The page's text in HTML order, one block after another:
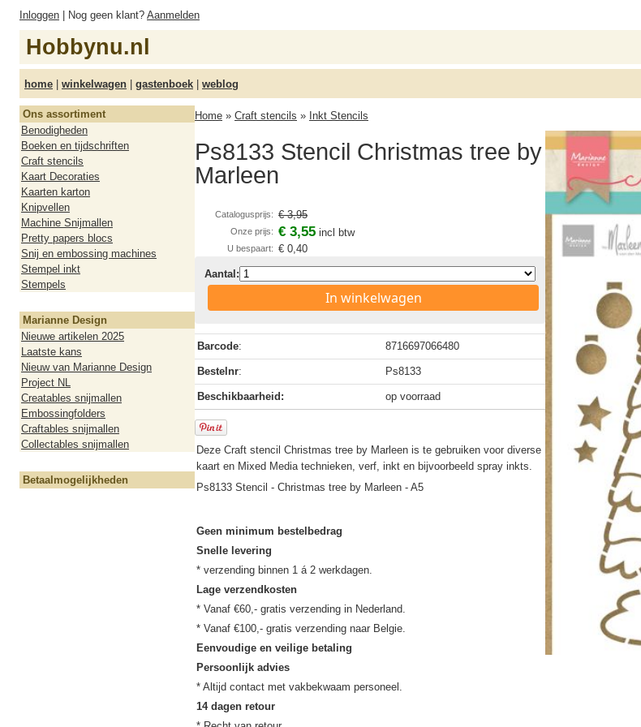
Inloggen | Nog geen klant? Aanmelden
Hobbynu.nl
home | winkelwagen | gastenboek | weblog
Ons assortiment
Benodigheden
Boeken en tijdschriften
Craft stencils
Kaart Decoraties
Kaarten karton
Knipvellen
Machine Snijmallen
Pretty papers blocs
Snij en embossing machines
Stempel inkt
Stempels
Marianne Design
Nieuwe artikelen 2025
Laatste kans
Nieuw van Marianne Design
Project NL
Creatables snijmallen
Embossingfolders
Craftables snijmallen
Collectables snijmallen
Betaalmogelijkheden
Home » Craft stencils » Inkt Stencils
Ps8133 Stencil Christmas tree by
Marleen
Catalogusprijs: € 3,95
Onze prijs: € 3,55 incl btw
U bespaart: € 0,40
Aantal:
In winkelwagen
Barcode: 8716697066480
Bestelnr: Ps8133
Beschikbaarheid: op voorraad
Deze Craft stencil Christmas tree by Marleen is te gebruiken voor diverse
kaart en Mixed Media technieken, verf, inkt en bijvoorbeeld spray inkts.
Ps8133 Stencil - Christmas tree by Marleen - A5
Geen minimum bestelbedrag
Snelle levering
Lage verzendkosten
* Vanaf €60,- gratis verzending in Nederland.
Eenvoudige en veilige betaling
Persoonlijk advies
14 dagen retour